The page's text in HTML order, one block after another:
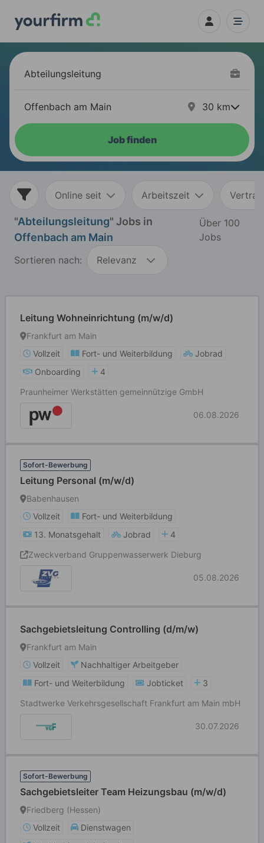
30 km
Job finden
Online seit Arbeitszeit
"Abteilungsleitung" Jobs in
Offenbach am Main
Über 100
Jobs
Sortieren nach:
Relevanz
Leitung Wohneinrichtung (m/w/d)
Frankfurt am Main
Vollzeit
Fort- und Weiterbildung
Jobrad
Onboarding
4
Praunheimer Werkstätten gemeinnützige GmbH
06.08.2026
Sofort-Bewerbung
Leitung Personal (m/w/d)
Babenhausen
Vollzeit
Fort- und Weiterbildung
13. Monatsgehalt
Jobrad
4
Zweckverband Gruppenwasserwerk Dieburg
05.08.2026
Sachgebietsleitung Controlling (d/m/w)
Frankfurt am Main
Vollzeit
Nachhaltiger Arbeitgeber
Fort- und Weiterbildung
Jobticket
3
Stadtwerke Verkehrsgesellschaft Frankfurt am Main mbH
30.07.2026
Sofort-Bewerbung
Sachgebietsleiter Team Heizungsbau (m/w/d)
Friedberg (Hessen)
Vollzeit
Dienstwagen